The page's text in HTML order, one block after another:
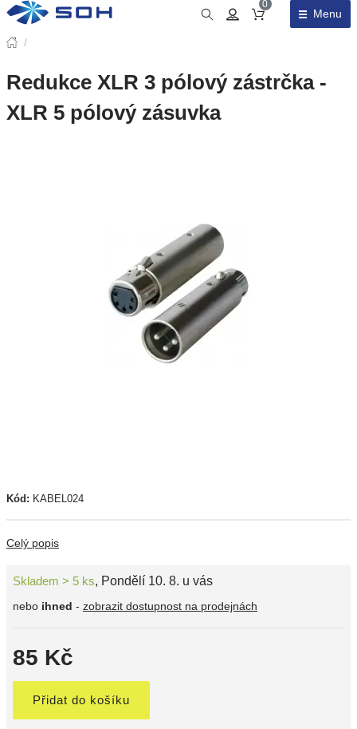
Obsah košíku
0
Menu
/
Redukce XLR 3 pólový zástrčka -
XLR 5 pólový zásuvka
Kód: KABEL024
Celý popis
Skladem > 5 ks, Pondělí 10. 8. u vás
nebo ihned - zobrazit dostupnost na prodejnách
85 Kč
Přidat do košíku